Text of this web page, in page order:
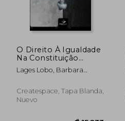
₡ 5.899
O Direito À Igualdade
Na Constituição
Brasileira:
Comentários ao
Racial e a
Constitucionalidade
Lages Lobo, Barbara
Createspace, Tapa Blanda,
Nuevo